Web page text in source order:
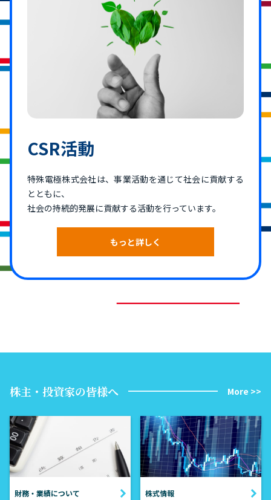
CSR活動
特殊電極株式会社は、事業活動を通じて社会に貢献する
とともに、
社会の持続的発展に貢献する活動を行っています。
もっと詳しく
株主・投資家の皆様へ More >>
財務・業績について 株式情報